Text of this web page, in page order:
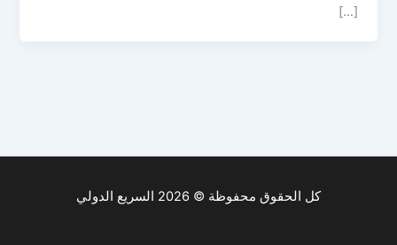
[…]
كل الحقوق محفوظة © 2026 السريع الدولي